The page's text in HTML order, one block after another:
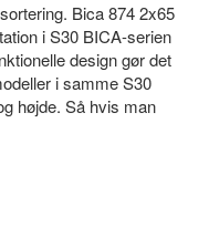
Bica 874 2x65
i S30 BICA-serien
design gør det
i samme S30
højde. Så hvis man